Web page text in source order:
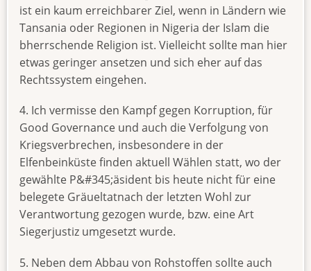
ist ein kaum erreichbarer Ziel, wenn in Ländern wie
Tansania oder Regionen in Nigeria der Islam die
bherrschende Religion ist. Vielleicht sollte man hier
etwas geringer ansetzen und sich eher auf das
Rechtssystem eingehen.
4. Ich vermisse den Kampf gegen Korruption, für
Good Governance und auch die Verfolgung von
Kriegsverbrechen, insbesondere in der
Elfenbeinküste finden aktuell Wählen statt, wo der
gewählte P&#345;äsident bis heute nicht für eine
belegete Gräueltatnach der letzten Wohl zur
Verantwortung gezogen wurde, bzw. eine Art
Siegerjustiz umgesetzt wurde.
5. Neben dem Abbau von Rohstoffen sollte auch